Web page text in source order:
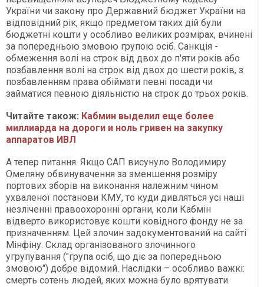
України чи закону про Державний бюджет України на
відповідний рік, якщо предметом таких дій були
бюджетні кошти у особливо великих розмірах, вчинені
за попередньою змовою групою осіб. Санкція -
обмеження волі на строк від двох до п'яти років або
позбавлення волі на строк від двох до шести років, з
позбавленням права обіймати певні посади чи
займатися певною діяльністю на строк до трьох років.
Читайте також: Кабмин выделил еще более
миллиарда на дороги и ноль гривен на закупку
аппаратов ИВЛ
А тепер питання. Якщо САП висунуло Володимиру
Омеляну обвинувачення за зменшення розміру
портових зборів на виконання належним чином
ухваленої постанови КМУ, то куди дивляться усі наші
незліченні правоохоронні органи, коли Кабмін
відверто використовує кошти ковідного фонду не за
призначенням. Цей злочин задокументований на сайті
Мінфіну. Склад організованого злочинного
угрупування ("група осіб, що діє за попередньою
змовою") добре відомий. Наслідки – особливо важкі:
смерть сотень людей, яких можна було врятувати.